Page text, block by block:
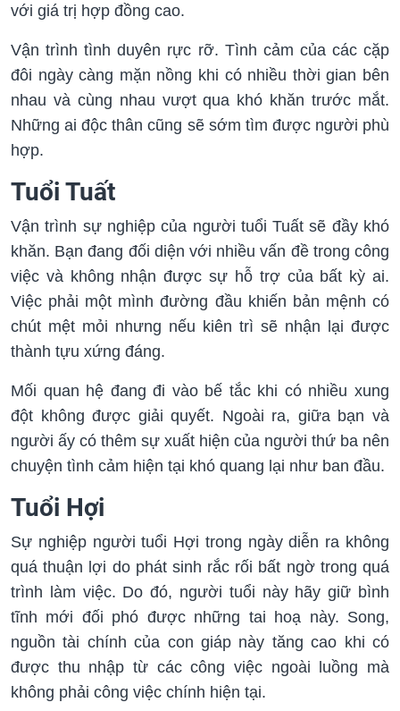
với giá trị hợp đồng cao.
Vận trình tình duyên rực rỡ. Tình cảm của các cặp
đôi ngày càng mặn nồng khi có nhiều thời gian bên
nhau và cùng nhau vượt qua khó khăn trước mắt.
Những ai độc thân cũng sẽ sớm tìm được người phù
hợp.
Tuổi Tuất
Vận trình sự nghiệp của người tuổi Tuất sẽ đầy khó
khăn. Bạn đang đối diện với nhiều vấn đề trong công
việc và không nhận được sự hỗ trợ của bất kỳ ai.
Việc phải một mình đường đầu khiến bản mệnh có
chút mệt mỏi nhưng nếu kiên trì sẽ nhận lại được
thành tựu xứng đáng.
Mối quan hệ đang đi vào bế tắc khi có nhiều xung
đột không được giải quyết. Ngoài ra, giữa bạn và
người ấy có thêm sự xuất hiện của người thứ ba nên
chuyện tình cảm hiện tại khó quang lại như ban đầu.
Tuổi Hợi
Sự nghiệp người tuổi Hợi trong ngày diễn ra không
quá thuận lợi do phát sinh rắc rối bất ngờ trong quá
trình làm việc. Do đó, người tuổi này hãy giữ bình
tĩnh mới đối phó được những tai hoạ này. Song,
nguồn tài chính của con giáp này tăng cao khi có
được thu nhập từ các công việc ngoài luồng mà
không phải công việc chính hiện tại.